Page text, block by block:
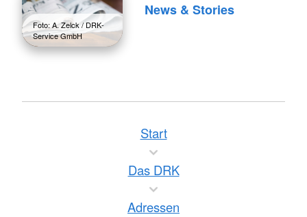
Foto: A. Zelck / DRK-
Service GmbH
News & Stories
Start
Das DRK
Adressen